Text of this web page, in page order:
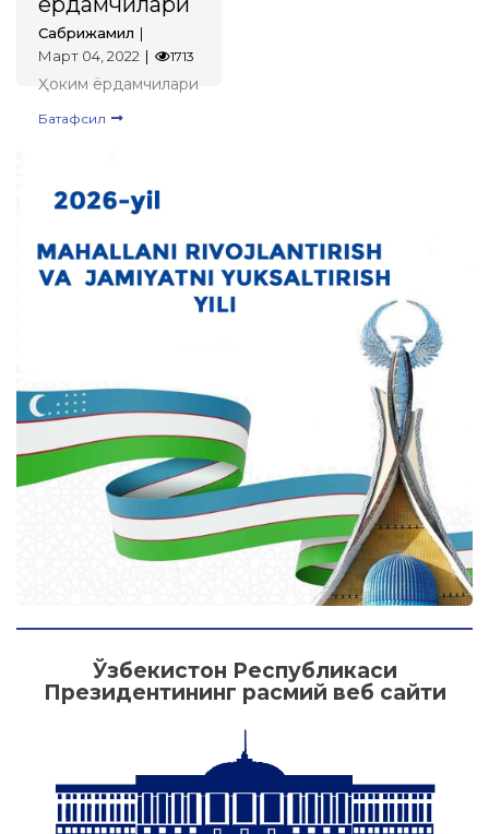
Сабрижамил
Март 04, 2022
1713
Ҳоким ёрдамчилари
Батафсил
Ўзбекистон Республикаси
Президентининг расмий веб сайти